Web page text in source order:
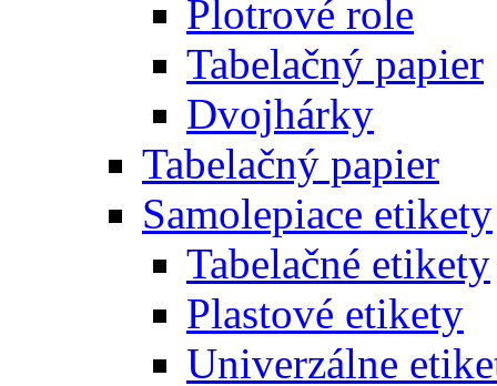
Plotrové role
Tabelačný papier
Dvojhárky
Tabelačný papier
Samolepiace etikety
Tabelačné etikety
Plastové etikety
Univerzálne